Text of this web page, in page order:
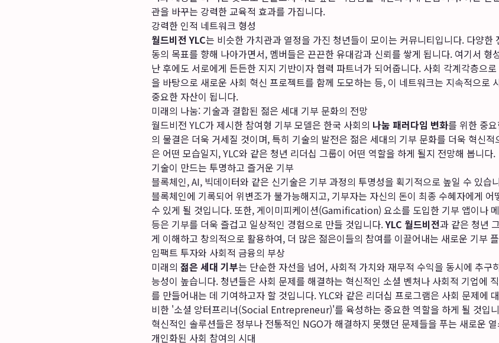
관을 바꾸는 강력한 교육적 효과를 가집니다.
강력한 인적 네트워크 형성
월드비전 YLC는 비슷한 가치관과 열정을 가진 청년들이 모이는 커뮤니티입니다. 다양한
동의 목표를 향해 나아가면서, 멤버들은 끈끈한 유대감과 신뢰를 쌓게 됩니다. 여기서 형
난 후에도 서로에게 든든한 지지 기반이자 협력 파트너가 되어줍니다. 사회 각계각층으
을 바탕으로 새로운 사회 혁신 프로젝트를 함께 도모하는 등, 이 네트워크는 지속적으로
중요한 자산이 됩니다.
미래의 나눔: 기술과 결합된 젊은 세대 기부 문화의 전망
월드비전 YLC가 제시한 참여형 기부 모델은 한국 사회의 나눔 패러다임 변화를 위한 중
의 물결은 더욱 거세질 것이며, 특히 기술의 발전은 젊은 세대의 기부 문화를 더욱 혁신
은 어떤 모습일지, YLC와 같은 청년 리더십 그룹이 어떤 역할을 하게 될지 전망해 봅니다.
기술이 만드는 투명하고 즐거운 기부
블록체인, AI, 빅데이터와 같은 신기술은 기부 과정의 투명성을 획기적으로 높일 수 있습
블록체인에 기록되어 위변조가 불가능해지고, 기부자는 자신의 돈이 최종 수혜자에게
수 있게 될 것입니다. 또한, 게이미피케이션(Gamification) 요소를 도입한 기부 앱이나
등은 기부를 더욱 즐겁고 일상적인 경험으로 만들 것입니다.YLC 월드비전과 같은 청년
게 이해하고 창의적으로 활용하여, 더 많은 젊은이들의 참여를 이끌어내는 새로운 기부
임팩트 투자와 사회적 금융의 부상
미래의 젊은 세대 기부는 단순한 자선을 넘어, 사회적 가치와 재무적 수익을 동시에 추
능성이 높습니다. 청년들은 사회 문제를 해결하는 혁신적인 소셜 벤처나 사회적 기업에
를 만들어내는 데 기여하고자 할 것입니다. YLC와 같은 리더십 프로그램은 사회 문제에
비한 '소셜 앙터프리너(Social Entrepreneur)'를 육성하는 중요한 역할을 하게 될 것입
혁신적인 솔루션들은 정부나 전통적인 NGO가 해결하지 못했던 문제들을 푸는 새로운
개인화된 사회 참여의 시대